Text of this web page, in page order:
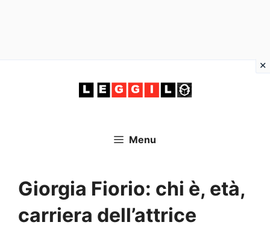
Menu
Giorgia Fiorio: chi è, età,
carriera dell’attrice